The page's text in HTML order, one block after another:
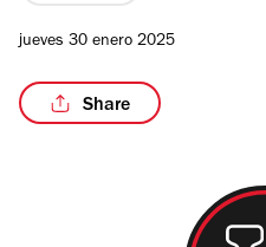
jueves 30 enero 2025
Share